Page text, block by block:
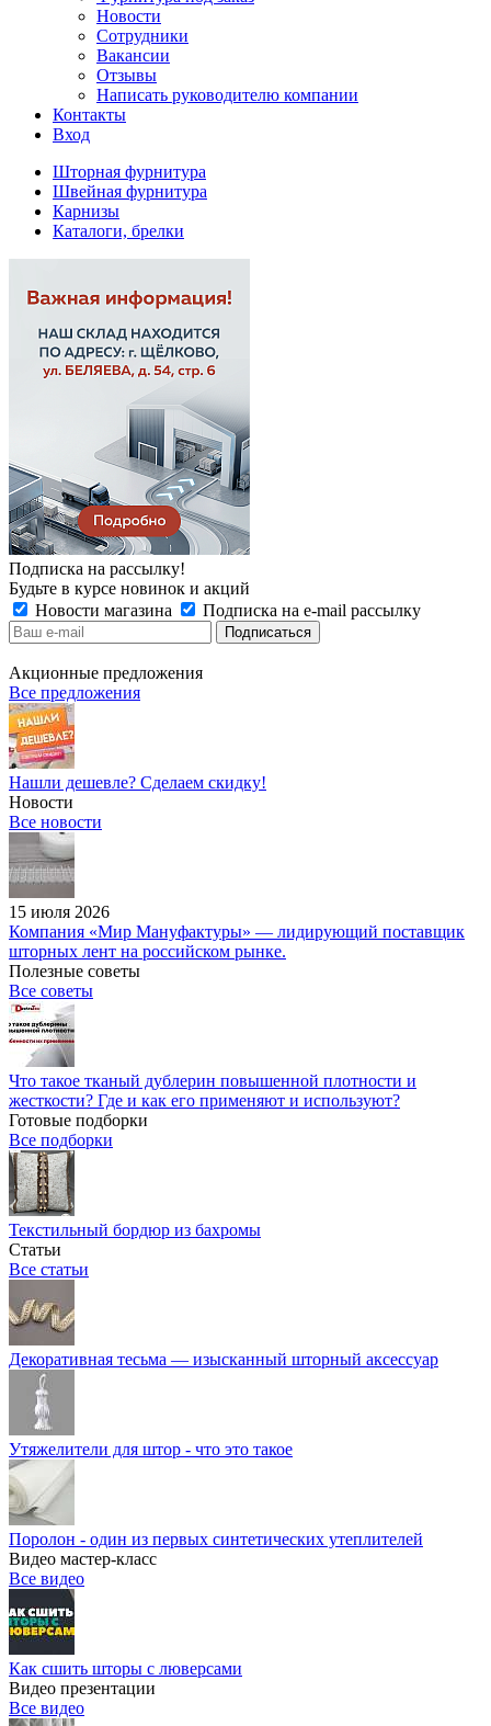
Новости
Сотрудники
Вакансии
Отзывы
Написать руководителю компании
Контакты
Вход
Шторная фурнитура
Швейная фурнитура
Карнизы
Каталоги, брелки
Подписка на рассылку!
Будьте в курсе новинок и акций
Новости магазина
Подписка на e-mail рассылку
Акционные предложения
Все предложения
Нашли дешевле? Сделаем скидку!
Новости
Все новости
15 июля 2026
Компания «Мир Мануфактуры» — лидирующий поставщик
шторных лент на российском рынке.
Полезные советы
Все советы
Что такое тканый дублерин повышенной плотности и
жесткости? Где и как его применяют и используют?
Готовые подборки
Все подборки
Текстильный бордюр из бахромы
Статьи
Все статьи
Декоративная тесьма — изысканный шторный аксессуар
Утяжелители для штор - что это такое
Поролон - один из первых синтетических утеплителей
Видео мастер-класс
Все видео
Как сшить шторы с люверсами
Видео презентации
Все видео